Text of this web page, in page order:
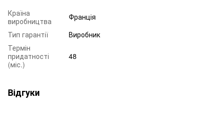
Країна
виробництва
Франція
Тип гарантії
Виробник
Термін
придатності
(міс.)
48
Відгуки